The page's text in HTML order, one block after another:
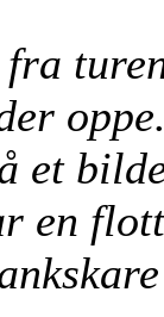
et
en